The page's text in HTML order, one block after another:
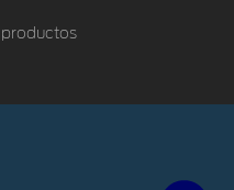
productos